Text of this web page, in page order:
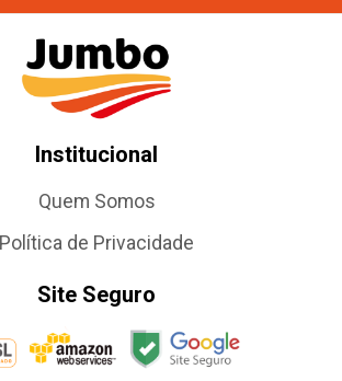
Institucional
Quem Somos
Política de Privacidade
Site Seguro